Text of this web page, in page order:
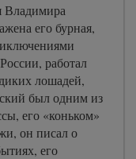
Владимира
его бурная,
работал
лошадей,
был одним из
его «коньком»
он писал о
его